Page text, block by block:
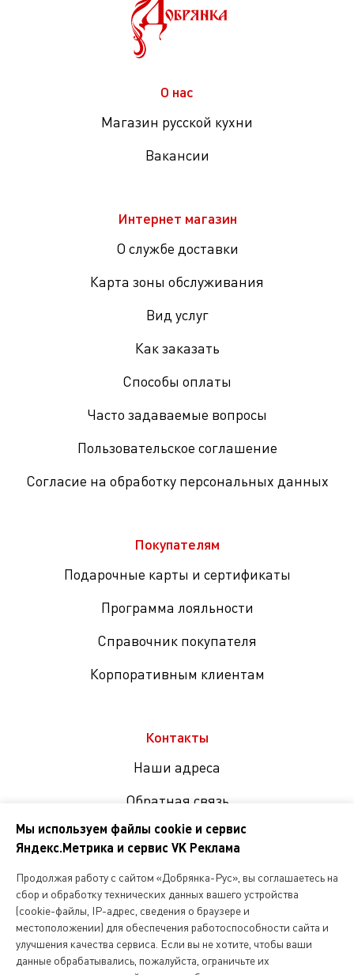
О нас
Магазин русской кухни
Вакансии
Интернет магазин
О службе доставки
Карта зоны обслуживания
Вид услуг
Как заказать
Способы оплаты
Часто задаваемые вопросы
Пользовательское соглашение
Согласие на обработку персональных данных
Покупателям
Подарочные карты и сертификаты
Программа лояльности
Справочник покупателя
Корпоративным клиентам
Контакты
Наши адреса
Обратная связь
соцсетях
Копирование и любое другое использование информации,
размещенной на сайте Dobryanka-rus.ru
допускается исключительно с письменного разрешения ООО
«Русская поварня»
Мы используем файлы cookie и сервис
Яндекс.Метрика и сервис VK Реклама
Продолжая работу с сайтом «Добрянка-Рус», вы соглашаетесь на
сбор и обработку технических данных вашего устройства
(cookie-файлы, IP-адрес, сведения о браузере и
местоположении) для обеспечения работоспособности сайта и
улучшения качества сервиса. Если вы не хотите, чтобы ваши
данные обрабатывались, пожалуйста, ограничьте их